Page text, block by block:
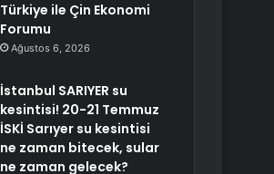
Türkiye ile Çin Ekonomi
Forumu
Ağustos 6, 2026
İstanbul SARIYER su
kesintisi! 20-21 Temmuz
İSKİ Sarıyer su kesintisi
ne zaman bitecek, sular
ne zaman gelecek?